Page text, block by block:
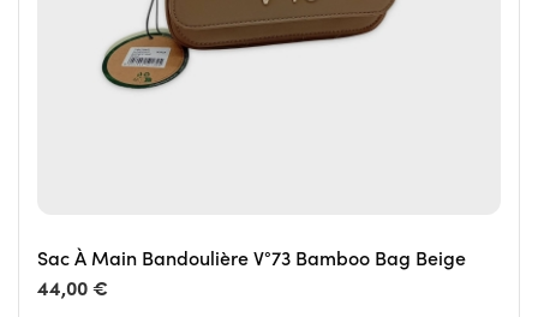
Sac À Main Bandoulière V°73 Bamboo Bag Beige
44,00 €